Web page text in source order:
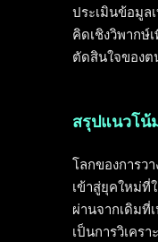
ประเมินข้อมูล
คิดเชิงวิพากษ์
ตัดสินใจของต
สรุปแนวโน้
โลกของการว
เข้าสู่ยุคใหม่ที่
ผ่านจากเดิมที่
เป็นการวิเคร